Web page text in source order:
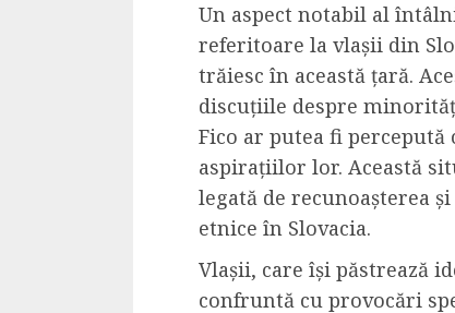
Un aspect notabil al
referitoare la vlașii din
trăiesc în această țară.
discuțiile despre
Fico ar putea fi
aspirațiilor lor. Această
legată de recunoașterea
etnice în Slovacia.
Vlașii, care își păstrează
confruntă cu provocări